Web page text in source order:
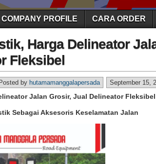
COMPANY PROFILE CARA ORDER
Harga Delineator
Fleksibel
September 15,
Posted by hutamamanggalapersada
Jalan Grosir, Jual Delineator Fleksibel
Sebagai Aksesoris Keselamatan Jalan